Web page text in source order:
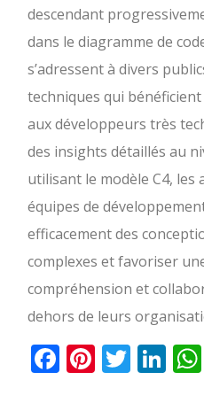
descendant
dans le diagramme de
s’adressent à divers
techniques qui bénéficient
aux développeurs très
des insights détaillés au
utilisant le modèle C4, les
équipes de
efficacement des
complexes et favoriser
compréhension et
dehors de leurs
Facebook